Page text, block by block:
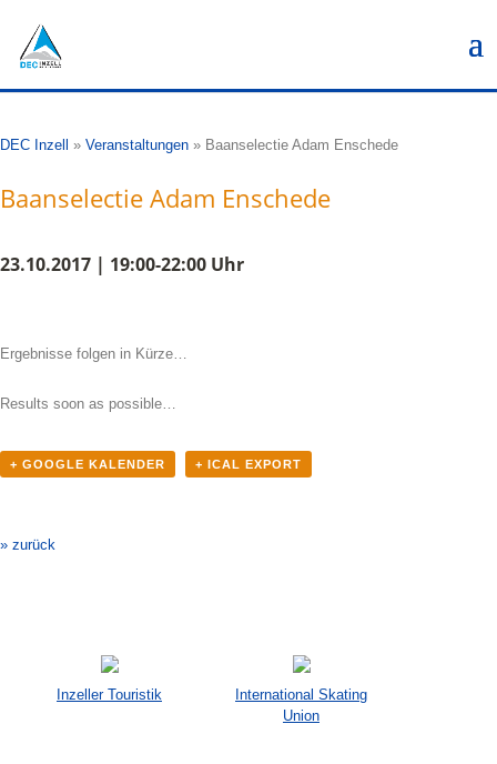
DEC Inzell » Veranstaltungen » Baanselectie Adam Enschede
Baanselectie Adam Enschede
23.10.2017 | 19:00-22:00 Uhr
Ergebnisse folgen in Kürze…
Results soon as possible…
+ GOOGLE KALENDER + ICAL EXPORT
» zurück
Inzeller Touristik
International Skating
Union